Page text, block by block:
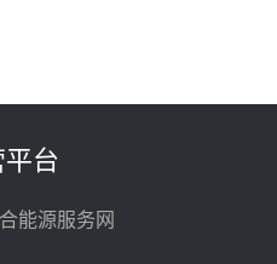
活性改造项目三元液态盐
年熔盐介质框架协议
台
能源服务网